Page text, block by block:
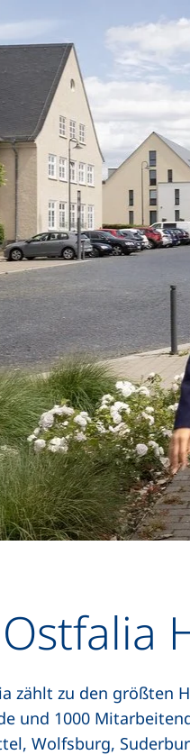
zählt zu den größten
und 1000
Wolfsburg,